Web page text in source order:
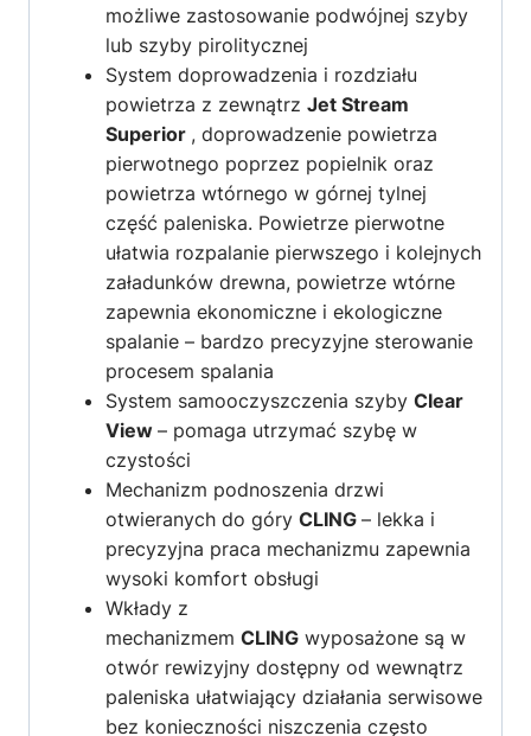
możliwe zastosowanie podwójnej szyby
lub szyby pirolitycznej
System doprowadzenia i rozdziału
powietrza z zewnątrz Jet Stream
Superior , doprowadzenie powietrza
pierwotnego poprzez popielnik oraz
powietrza wtórnego w górnej tylnej
część paleniska. Powietrze pierwotne
ułatwia rozpalanie pierwszego i kolejnych
załadunków drewna, powietrze wtórne
zapewnia ekonomiczne i ekologiczne
spalanie – bardzo precyzyjne sterowanie
procesem spalania
System samooczyszczenia szyby Clear
View – pomaga utrzymać szybę w
czystości
Mechanizm podnoszenia drzwi
otwieranych do góry CLING – lekka i
precyzyjna praca mechanizmu zapewnia
wysoki komfort obsługi
Wkłady z
mechanizmem CLING wyposażone są w
otwór rewizyjny dostępny od wewnątrz
paleniska ułatwiający działania serwisowe
bez konieczności niszczenia często